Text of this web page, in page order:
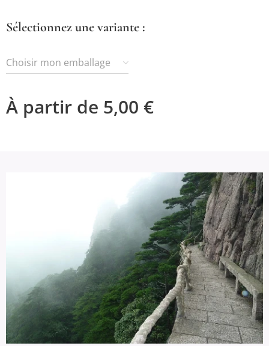
Sélectionnez une variante :
Choisir mon emballage
À partir de 5,00 €